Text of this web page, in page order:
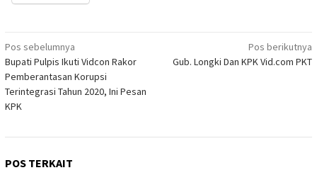
Navigasi
pos
Pos sebelumnya
Bupati Pulpis Ikuti Vidcon Rakor
Pemberantasan Korupsi
Terintegrasi Tahun 2020, Ini Pesan
KPK
Pos berikutnya
Gub. Longki Dan KPK Vid.com PKT
POS TERKAIT